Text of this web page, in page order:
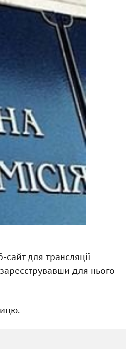
для трансляції
для нього